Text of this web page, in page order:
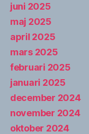
juni 2025
maj 2025
april 2025
mars 2025
februari 2025
januari 2025
december 2024
november 2024
oktober 2024